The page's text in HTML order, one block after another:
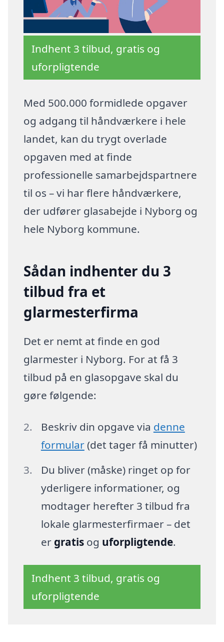
Indhent 3 tilbud, gratis og
uforpligtende
Med 500.000 formidlede opgaver
og adgang til håndværkere i hele
landet, kan du trygt overlade
opgaven med at finde
professionelle samarbejdspartnere
til os – vi har flere håndværkere,
der udfører glasabejde i Nyborg og
hele Nyborg kommune.
Sådan indhenter du 3
tilbud fra et
glarmesterfirma
Det er nemt at finde en god
glarmester i Nyborg. For at få 3
tilbud på en glasopgave skal du
gøre følgende:
Beskriv din opgave via denne
formular(det tager få minutter)
Du bliver (måske) ringet op for
yderligere informationer, og
modtager herefter 3 tilbud fra
lokale glarmesterfirmaer – det
er gratisog uforpligtende.
Indhent 3 tilbud, gratis og
uforpligtende